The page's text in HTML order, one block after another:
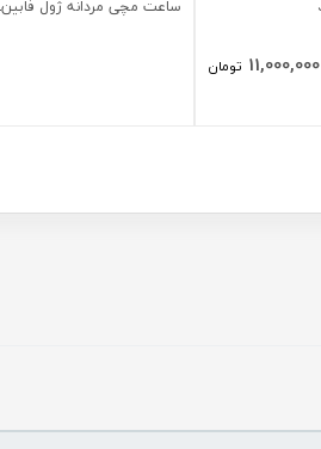
11,000,000 تومان
ساعت مچی مردانه ژول فابینJFG.537.BL